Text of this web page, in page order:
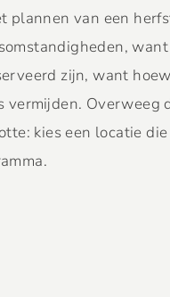
plannen van een
zijn, want
vermijden. Overweeg
kies een locatie